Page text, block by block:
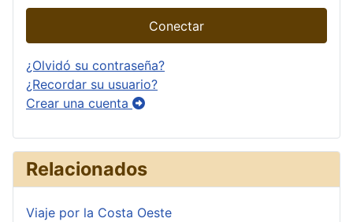
Conectar
¿Olvidó su contraseña?
¿Recordar su usuario?
Crear una cuenta
Relacionados
Viaje por la Costa Oeste